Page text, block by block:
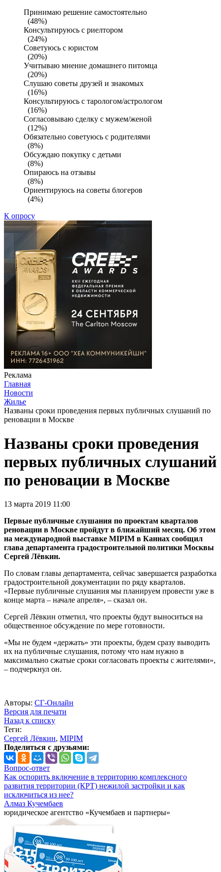
Принимаю решение самостоятельно
(48%)
Консультируюсь с риелтором
(24%)
Советуюсь с юристом
(20%)
Учитываю мнение домашнего питомца
(20%)
Слушаю советы друзей и знакомых
(16%)
Консультируюсь с тарологом/астрологом
(16%)
Согласовываю сделку с мужем/женой
(12%)
Обязательно советуюсь с родителями
(8%)
Обсуждаю покупку с детьми
(8%)
Опираюсь на отзывы
(8%)
Ориентируюсь на советы блогеров
(4%)
К опросу
Реклама
Главная
Новости
Жилье
Названы сроки проведения первых публичных слушаний по
реновации в Москве
Названы сроки проведения
первых публичных слушаний
по реновации в Москве
13 марта 2019 11:00
Первые публичные слушания по проектам кварталов
реновации в Москве пройдут в ближайший месяц. Об этом
на международной выставке MIPIM в Каннах сообщил
глава департамента градостроительной политики Москвы
Сергей Лёвкин.
По словам главы департамента, сейчас завершается разработка
градостроительной документации по ряду кварталов.
«Первые публичные слушания мы планируем провести уже в
конце марта – начале апреля», – сказал он.
Сергей Лёвкин отметил, что проекты будут выноситься на
общественное обсуждение по мере готовности.
«Мы не будем «держать» эти проекты, будем сразу выводить
их на публичные слушания, потому что нам нужно в
максимально сжатые сроки согласовать проекты с жителями»,
– подчеркнул он.
Авторы: СГ-Онлайн
Версия для печати
Назад к списку
Теги:
Сергей Лёвкин, MIPIM
Поделиться с друзьями:
Вопрос-ответ
Как оспорить включение в территорию комплексного
развития территории (КРТ) нежилой застройки и как
исключиться из нее?
Алмаз Кучембаев
юридическое агентство «Кучембаев и партнеры»